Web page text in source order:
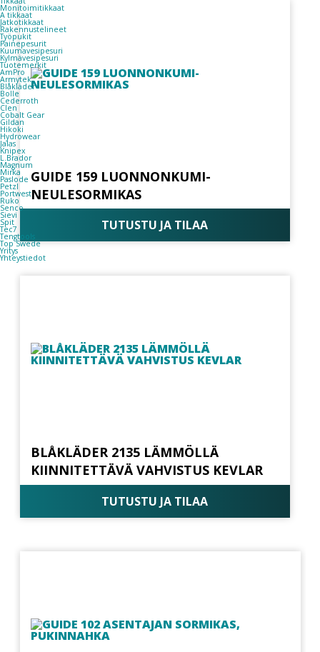
Monitoimitikkaat
A tikkaat
Jatkotikkaat
Rakennustelineet
Työpukit
Painepesurit
Kuumavesipesuri
Kylmävesipesuri
Tuotemerkit
AmPro
Armytek
Blåkläder
Bolle
Cederroth
Clen
Cobalt Gear
Gildan
Hikoki
Hydrowear
Jalas
Knipex
L.Brador
Magnum
Mirka
Paslode
Petzl
Portwest
Ruko
Senco
Sievi
Spit
Tec7
Tengtools
Top Swede
Yritys
Yhteystiedot
GUIDE 159 LUONNONKUMI-
NEULESORMIKAS
TUTUSTU JA TILAA
BLÅKLÄDER 2135 LÄMMÖLLÄ
KIINNITETTÄVÄ VAHVISTUS KEVLAR
TUTUSTU JA TILAA